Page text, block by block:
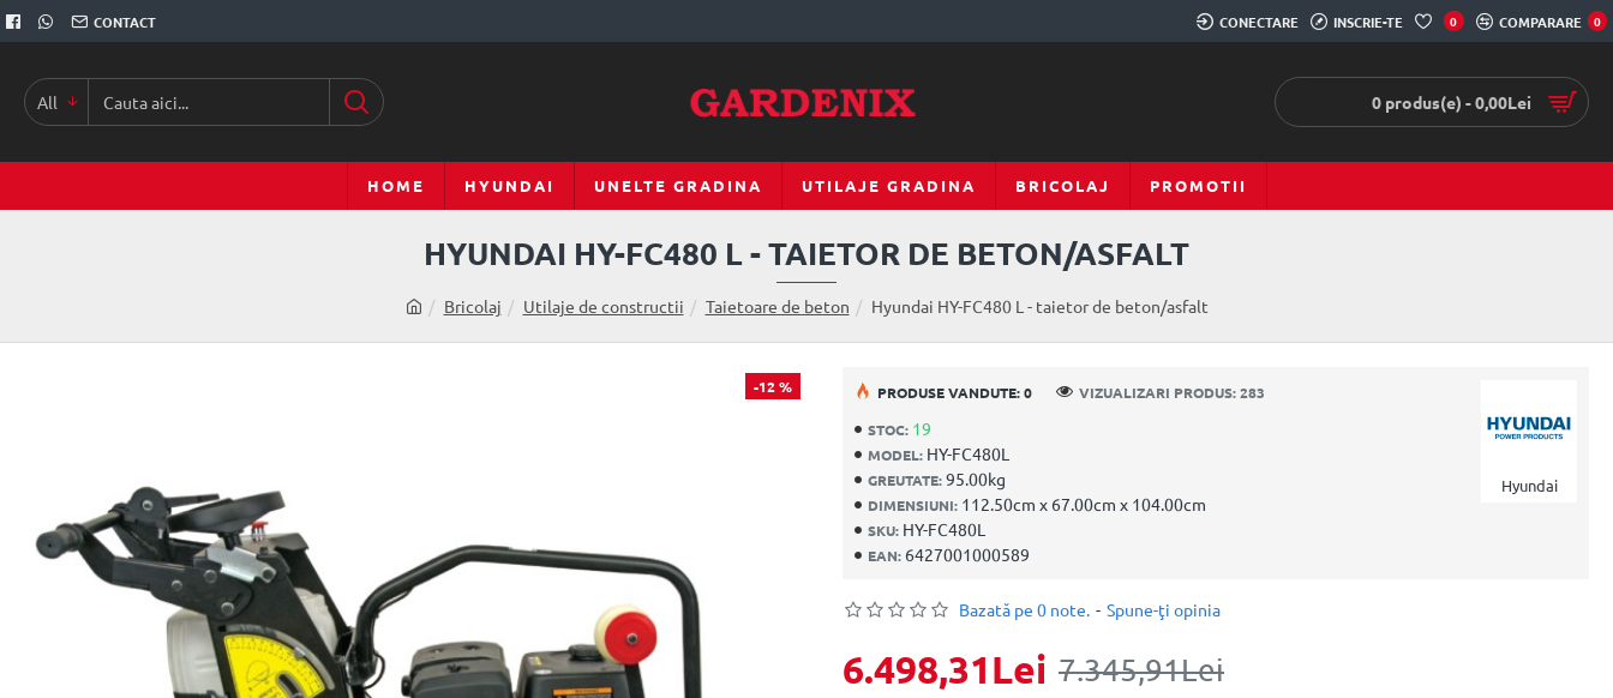
CONTACT CONECTARE INSCRIE-TE 0 COMPARARE 0
All 0 produs(e) - 0,00Lei
HOME HYUNDAI UNELTE GRADINA UTILAJE GRADINA BRICOLAJ PROMOTII
Bricolaj Utilaje de constructii Taietoare de beton Hyundai HY-FC480 L - taietor de beton/asfalt
HYUNDAI HY-FC480 L - TAIETOR DE BETON/ASFALT
-12 %
STOC: 19
MODEL: HY-FC480L
GREUTATE:95.00kg
DIMENSIUNI: 112.50cm x 67.00cm x 104.00cm
SKU: HY-FC480L
EAN: 6427001000589
Hyundai
PRODUSE VANDUTE: 0 VIZUALIZARI PRODUS: 283
Bazată pe 0 note. - Spune-ţi opinia
6.498,31Lei 7.345,91Lei